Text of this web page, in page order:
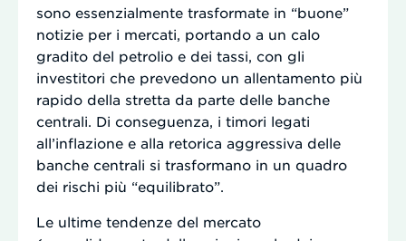
sono essenzialmente trasformate in “buone”
notizie per i mercati, portando a un calo
gradito del petrolio e dei tassi, con gli
investitori che prevedono un allentamento più
rapido della stretta da parte delle banche
centrali. Di conseguenza, i timori legati
all’inflazione e alla retorica aggressiva delle
banche centrali si trasformano in un quadro
dei rischi più “equilibrato”.
Le ultime tendenze del mercato